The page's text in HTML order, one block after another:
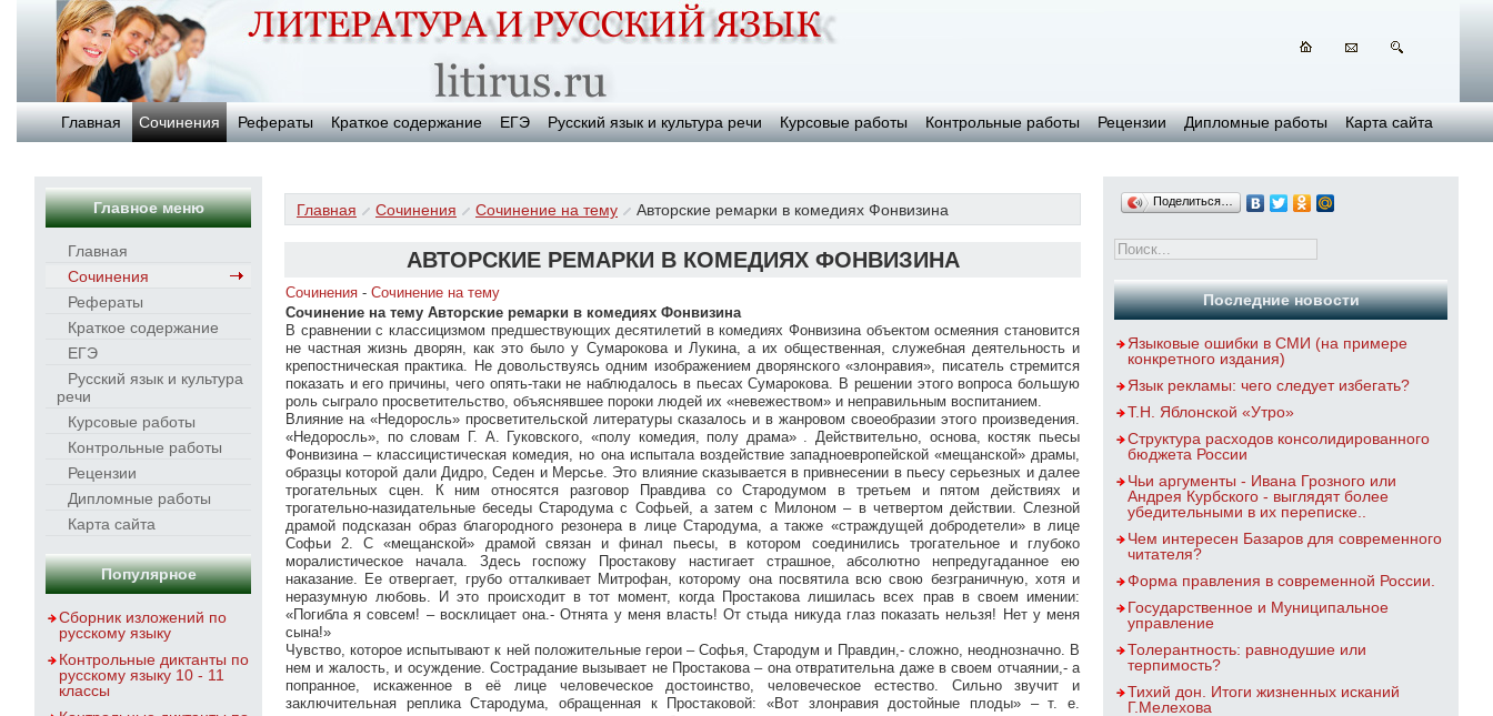
Главная Сочинения Рефераты Краткое содержание ЕГЭ Русский язык и культура речи Курсовые работы Контрольные работы Рецензии Дипломные работы Карта сайта
Главное меню
Главная
Сочинения
Рефераты
Краткое содержание
ЕГЭ
Русский язык и культура
речи
Курсовые работы
Контрольные работы
Рецензии
Дипломные работы
Карта сайта
Популярное
Сборник изложений по
русскому языку
Контрольные диктанты по
русскому языку 10 - 11
классы
Главная Сочинения Сочинение на тему Авторские ремарки в комедиях Фонвизина
АВТОРСКИЕ РЕМАРКИ В КОМЕДИЯХ ФОНВИЗИНА
Сочинения - Сочинение на тему
Сочинение на тему Авторские ремарки в комедиях Фонвизина
В сравнении с классицизмом предшествующих десятилетий в комедиях Фонвизина объектом осмеяния становится
не частная жизнь дворян, как это было у Сумарокова и Лукина, а их общественная, служебная деятельность и
крепостническая практика. Не довольствуясь одним изображением дворянского «злонравия», писатель стремится
показать и его причины, чего опять-таки не наблюдалось в пьесах Сумарокова. В решении этого вопроса большую
роль сыграло просветительство, объяснявшее пороки людей их «невежеством» и неправильным воспитанием.
Влияние на «Недоросль» просветительской литературы сказалось и в жанровом своеобразии этого произведения.
«Недоросль», по словам Г. А. Гуковского, «полу комедия, полу драма» . Действительно, основа, костяк пьесы
Фонвизина – классицистическая комедия, но она испытала воздействие западноевропейской «мещанской» драмы,
образцы которой дали Дидро, Седен и Мерсье. Это влияние сказывается в привнесении в пьесу серьезных и далее
трогательных сцен. К ним относятся разговор Правдива со Стародумом в третьем и пятом действиях и
трогательно-назидательные беседы Стародума с Софьей, а затем с Милоном – в четвертом действии. Слезной
драмой подсказан образ благородного резонера в лице Стародума, а также «страждущей добродетели» в лице
Софьи 2. С «мещанской» драмой связан и финал пьесы, в котором соединились трогательное и глубоко
моралистическое начала. Здесь госпожу Простакову настигает страшное, абсолютно непредугаданное ею
наказание. Ее отвергает, грубо отталкивает Митрофан, которому она посвятила всю свою безграничную, хотя и
неразумную любовь. И это происходит в тот момент, когда Простакова лишилась всех прав в своем имении:
«Погибла я совсем! – восклицает она.- Отнята у меня власть! От стыда никуда глаз показать нельзя! Нет у меня
сына!»
Чувство, которое испытывают к ней положительные герои – Софья, Стародум и Правдин,- сложно, неоднозначно. В
нем и жалость, и осуждение. Сострадание вызывает не Простакова – она отвратительна даже в своем отчаянии,- а
попранное, искаженное в её лице человеческое достоинство, человеческое естество. Сильно звучит и
заключительная реплика Стародума, обращенная к Простаковой: «Вот злонравия достойные плоды» – т. е.
Поделиться…
Последние новости
Языковые ошибки в СМИ (на примере
конкретного издания)
Язык рекламы: чего следует избегать?
Т.Н. Яблонской «Утро»
Структура расходов консолидированного
бюджета России
Чьи аргументы - Ивана Грозного или
Андрея Курбского - выглядят более
убедительными в их переписке..
Чем интересен Базаров для современного
читателя?
Форма правления в современной России.
Государственное и Муниципальное
управление
Толерантность: равнодушие или
терпимость?
Тихий дон. Итоги жизненных исканий
Г.Мелехова